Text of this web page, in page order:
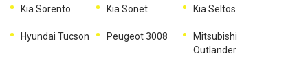
Kia Sorento Kia Sonet Kia Seltos
Hyundai Tucson Peugeot 3008
Mitsubishi
Outlander